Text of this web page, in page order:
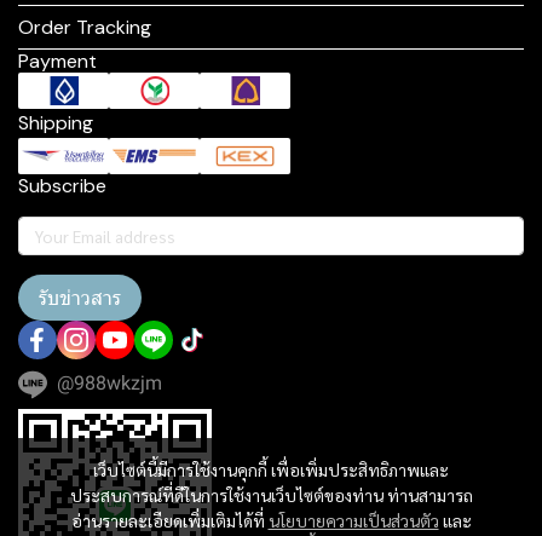
เว็บไซต์นี้มีการใช้งานคุกกี้ เพื่อเพิ่มประสิทธิภาพและ
ประสบการณ์ที่ดีในการใช้งานเว็บไซต์ของท่าน ท่านสามารถ
อ่านรายละเอียดเพิ่มเติมได้ที่ นโยบายความเป็นส่วนตัว และ
Order Tracking
Payment
Shipping
Subscribe
รับข่าวสาร
@988wkzjm